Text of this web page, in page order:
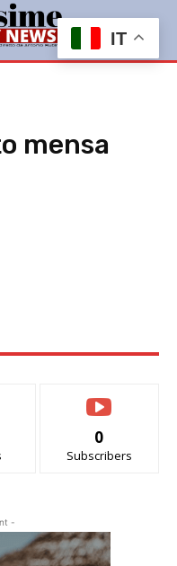
mensa
0
Subscribers
-
IT